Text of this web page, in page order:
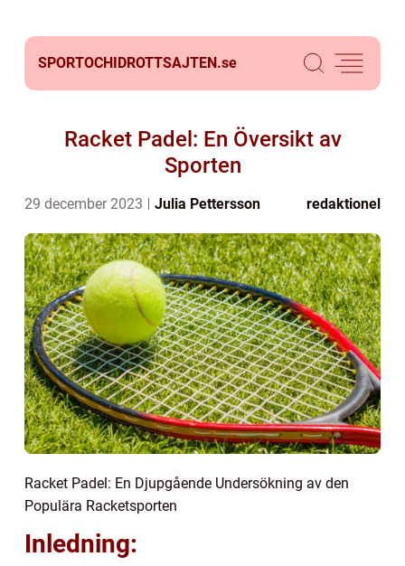
SPORTOCHIDROTTSAJTEN.se
Racket Padel: En Översikt av
Sporten
29 december 2023 Julia Pettersson redaktionel
Racket Padel: En Djupgående Undersökning av den
Populära Racketsporten
Inledning: